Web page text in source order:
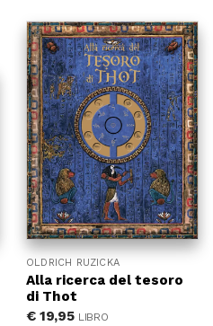
CLASSICI ILLUSTRATI
6-9 3-6 0-3
OLDRICH RUZICKA
Alla ricerca del tesoro
di Thot
€19,95 LIBRO